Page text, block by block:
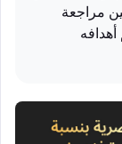
مراجعة